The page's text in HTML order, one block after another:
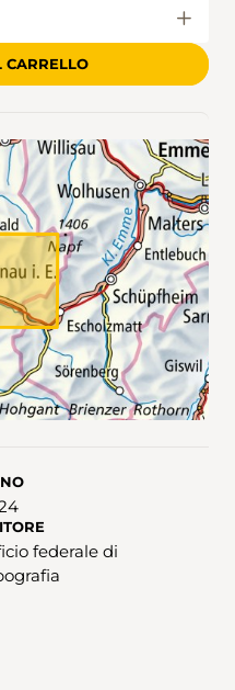
CARRELLO
federale di